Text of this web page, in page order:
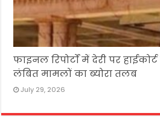
फाइनल रिपोर्टों में देरी पर
लंबित मामलों का ब्योरा तलब
July 29, 2026